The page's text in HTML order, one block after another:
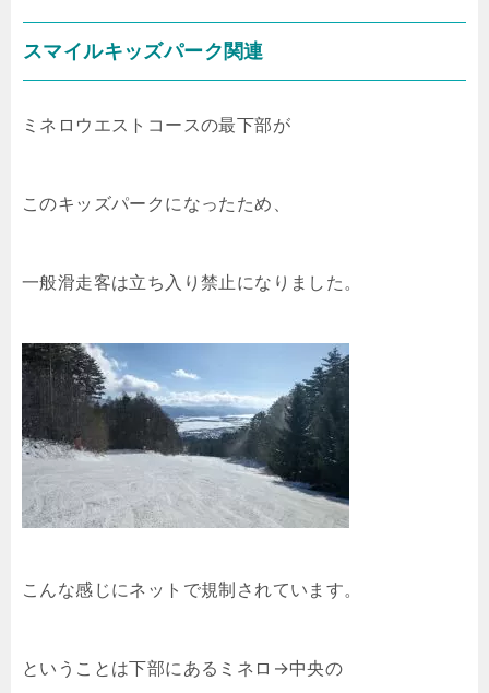
スマイルキッズパーク関連
ミネロウエストコースの最下部が
このキッズパークになったため、
一般滑走客は立ち入り禁止になりました。
こんな感じにネットで規制されています。
ということは下部にあるミネロ→中央の